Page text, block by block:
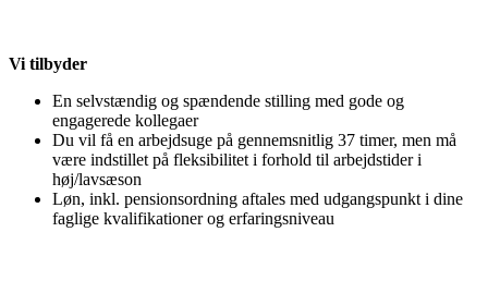
Vi tilbyder
En selvstændig og spændende stilling med gode og
engagerede kollegaer
Du vil få en arbejdsuge på gennemsnitlig 37 timer, men må
være indstillet på fleksibilitet i forhold til arbejdstider i
høj/lavsæson
Løn, inkl. pensionsordning aftales med udgangspunkt i dine
faglige kvalifikationer og erfaringsniveau